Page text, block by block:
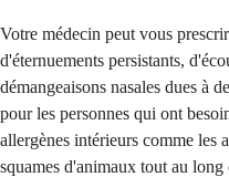
Votre médecin peut vous
d'éternuements persistants,
démangeaisons nasales dues à
pour les personnes qui ont
allergènes intérieurs comme les
squames d'animaux tout au long